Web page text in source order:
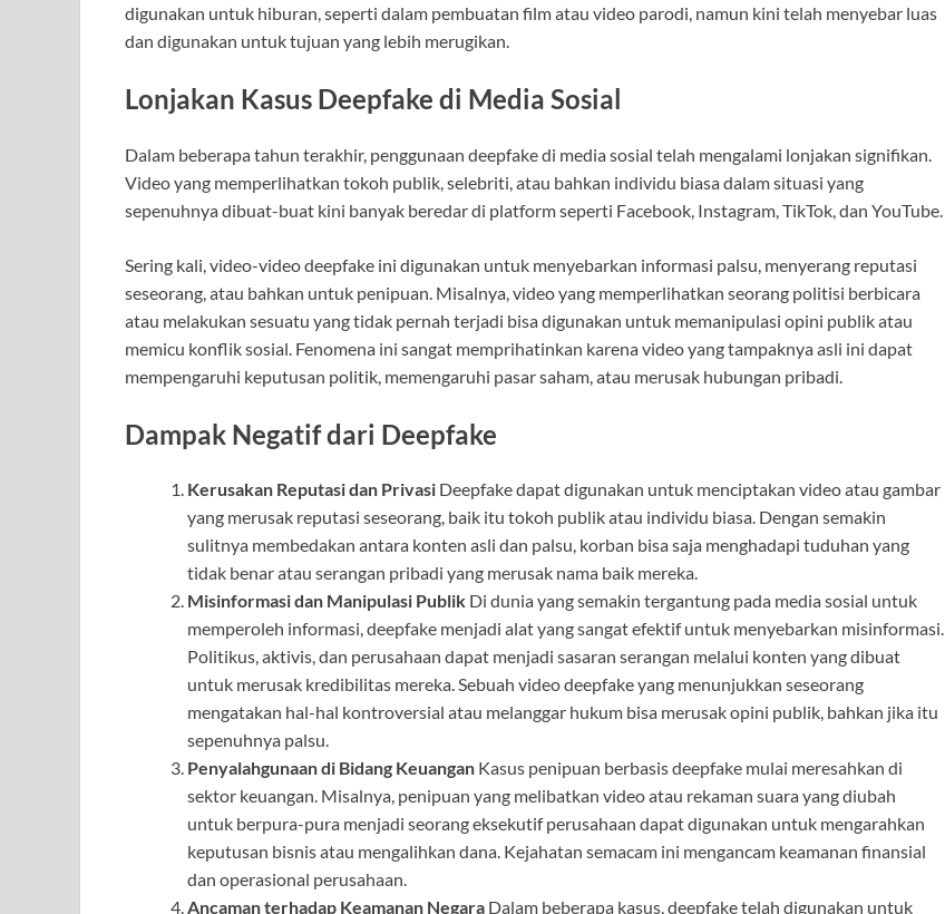
digunakan untuk hiburan, seperti dalam pembuatan film atau video parodi, namun kini telah menyebar luas
dan digunakan untuk tujuan yang lebih merugikan.
Lonjakan Kasus Deepfake di Media Sosial
Dalam beberapa tahun terakhir, penggunaan deepfake di media sosial telah mengalami lonjakan signifikan.
Video yang memperlihatkan tokoh publik, selebriti, atau bahkan individu biasa dalam situasi yang
sepenuhnya dibuat-buat kini banyak beredar di platform seperti Facebook, Instagram, TikTok, dan YouTube.
Sering kali, video-video deepfake ini digunakan untuk menyebarkan informasi palsu, menyerang reputasi
seseorang, atau bahkan untuk penipuan. Misalnya, video yang memperlihatkan seorang politisi berbicara
atau melakukan sesuatu yang tidak pernah terjadi bisa digunakan untuk memanipulasi opini publik atau
memicu konflik sosial. Fenomena ini sangat memprihatinkan karena video yang tampaknya asli ini dapat
mempengaruhi keputusan politik, memengaruhi pasar saham, atau merusak hubungan pribadi.
Dampak Negatif dari Deepfake
Kerusakan Reputasi dan Privasi Deepfake dapat digunakan untuk menciptakan video atau gambar
yang merusak reputasi seseorang, baik itu tokoh publik atau individu biasa. Dengan semakin
sulitnya membedakan antara konten asli dan palsu, korban bisa saja menghadapi tuduhan yang
tidak benar atau serangan pribadi yang merusak nama baik mereka.
Misinformasi dan Manipulasi Publik Di dunia yang semakin tergantung pada media sosial untuk
memperoleh informasi, deepfake menjadi alat yang sangat efektif untuk menyebarkan misinformasi.
Politikus, aktivis, dan perusahaan dapat menjadi sasaran serangan melalui konten yang dibuat
untuk merusak kredibilitas mereka. Sebuah video deepfake yang menunjukkan seseorang
mengatakan hal-hal kontroversial atau melanggar hukum bisa merusak opini publik, bahkan jika itu
sepenuhnya palsu.
Penyalahgunaan di Bidang Keuangan Kasus penipuan berbasis deepfake mulai meresahkan di
sektor keuangan. Misalnya, penipuan yang melibatkan video atau rekaman suara yang diubah
untuk berpura-pura menjadi seorang eksekutif perusahaan dapat digunakan untuk mengarahkan
keputusan bisnis atau mengalihkan dana. Kejahatan semacam ini mengancam keamanan finansial
dan operasional perusahaan.
Ancaman terhadap Keamanan Negara Dalam beberapa kasus, deepfake telah digunakan untuk